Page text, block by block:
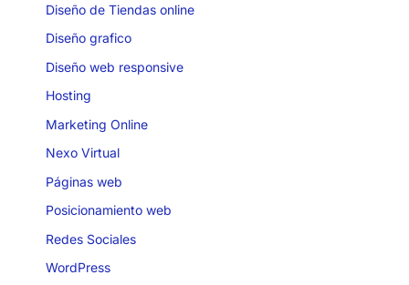
Diseño de Tiendas online
Diseño grafico
Diseño web responsive
Hosting
Marketing Online
Nexo Virtual
Páginas web
Posicionamiento web
Redes Sociales
WordPress